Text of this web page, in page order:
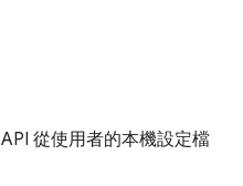
API 從使用者的本機設定檔